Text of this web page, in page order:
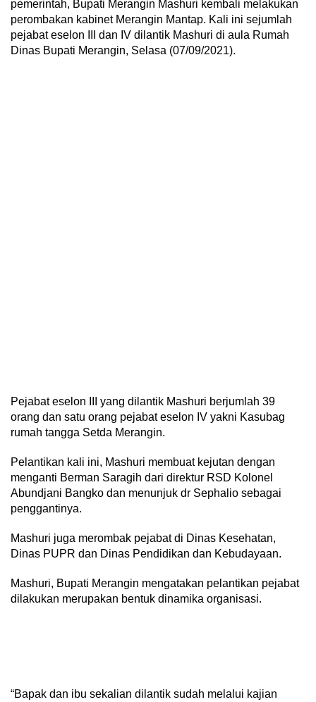
pemerintah, Bupati Merangin Mashuri kembali melakukan
perombakan kabinet Merangin Mantap. Kali ini sejumlah
pejabat eselon III dan IV dilantik Mashuri di aula Rumah
Dinas Bupati Merangin, Selasa (07/09/2021).
Pejabat eselon III yang dilantik Mashuri berjumlah 39
orang dan satu orang pejabat eselon IV yakni Kasubag
rumah tangga Setda Merangin.
Pelantikan kali ini, Mashuri membuat kejutan dengan
menganti Berman Saragih dari direktur RSD Kolonel
Abundjani Bangko dan menunjuk dr Sephalio sebagai
penggantinya.
Mashuri juga merombak pejabat di Dinas Kesehatan,
Dinas PUPR dan Dinas Pendidikan dan Kebudayaan.
Mashuri, Bupati Merangin mengatakan pelantikan pejabat
dilakukan merupakan bentuk dinamika organisasi.
“Bapak dan ibu sekalian dilantik sudah melalui kajian